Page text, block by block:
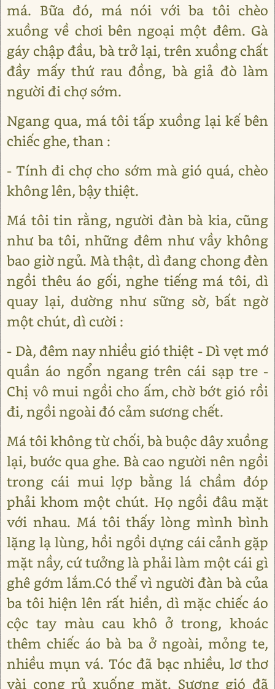
má. Bữa đó, má nói với ba tôi chèo
xuồng về chơi bên ngoại một đêm. Gà
gáy chập đầu, bà trở lại, trên xuồng chất
đầy mấy thứ rau đồng, bà giả đò làm
người đi chợ sớm.
Ngang qua, má tôi tấp xuồng lại kế bên
chiếc ghe, than :
- Tính đi chợ cho sớm mà gió quá, chèo
không lên, bậy thiệt.
Má tôi tin rằng, người đàn bà kia, cũng
như ba tôi, những đêm như vầy không
bao giờ ngủ. Mà thật, dì đang chong đèn
ngồi thêu áo gối, nghe tiếng má tôi, dì
quay lại, dường như sững sờ, bất ngờ
một chút, dì cười :
- Dà, đêm nay nhiều gió thiệt - Dì vẹt mớ
quần áo ngổn ngang trên cái sạp tre -
Chị vô mui ngồi cho ấm, chờ bớt gió rồi
đi, ngồi ngoài đó cảm sương chết.
Má tôi không từ chối, bà buộc dây xuồng
lại, bước qua ghe. Bà cao người nên ngồi
trong cái mui lợp bằng lá chầm đóp
phải khom một chút. Họ ngồi đâu mặt
với nhau. Má tôi thấy lòng mình bình
lặng lạ lùng, hồi ngồi dựng cái cảnh gặp
mặt nầy, cứ tưởng là phải làm một cái gì
ghê gớm lắm.Có thể vì người đàn bà của
ba tôi hiện lên rất hiền, dì mặc chiếc áo
cộc tay màu cau khô ở trong, khoác
thêm chiếc áo bà ba ở ngoài, mỏng te,
nhiều mụn vá. Tóc đã bạc nhiều, lơ thơ
vài cọng rủ xuống mặt. Sương gió đã